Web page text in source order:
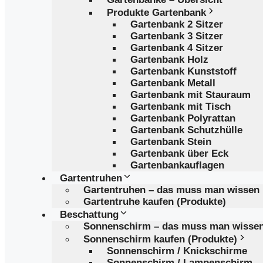
Produkte Gartenbank
Gartenbank 2 Sitzer
Gartenbank 3 Sitzer
Gartenbank 4 Sitzer
Gartenbank Holz
Gartenbank Kunststoff
Gartenbank Metall
Gartenbank mit Stauraum
Gartenbank mit Tisch
Gartenbank Polyrattan
Gartenbank Schutzhülle
Gartenbank Stein
Gartenbank über Eck
Gartenbankauflagen
Gartentruhen
Gartentruhen – das muss man wissen
Gartentruhe kaufen (Produkte)
Beschattung
Sonnenschirm – das muss man
Sonnenschirm kaufen (Produkte)
Sonnenschirm / Knickschirme